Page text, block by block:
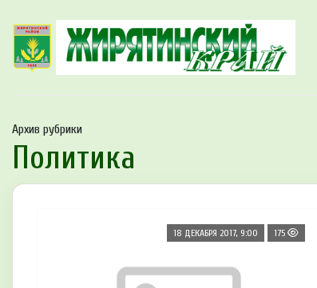
Архив рубрики
Политика
18 ДЕКАБРЯ 2017, 9:00 175